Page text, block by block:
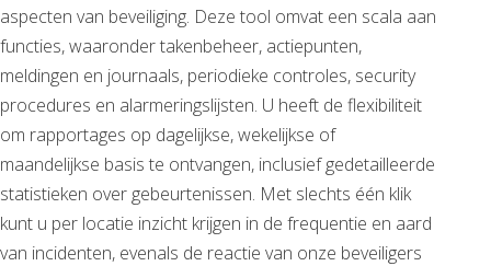
aspecten van beveiliging. Deze tool omvat een scala aan
functies, waaronder takenbeheer, actiepunten,
meldingen en journaals, periodieke controles, security
procedures en alarmeringslijsten. U heeft de flexibiliteit
om rapportages op dagelijkse, wekelijkse of
maandelijkse basis te ontvangen, inclusief gedetailleerde
statistieken over gebeurtenissen. Met slechts één klik
kunt u per locatie inzicht krijgen in de frequentie en aard
van incidenten, evenals de reactie van onze beveiligers